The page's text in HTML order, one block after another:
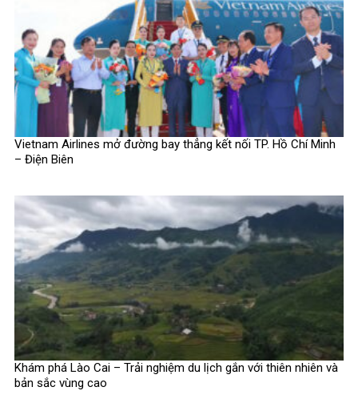
Vietnam Airlines mở đường bay thẳng kết nối TP. Hồ Chí Minh
– Điện Biên
Khám phá Lào Cai – Trải nghiệm du lịch gắn với thiên nhiên và
bản sắc vùng cao